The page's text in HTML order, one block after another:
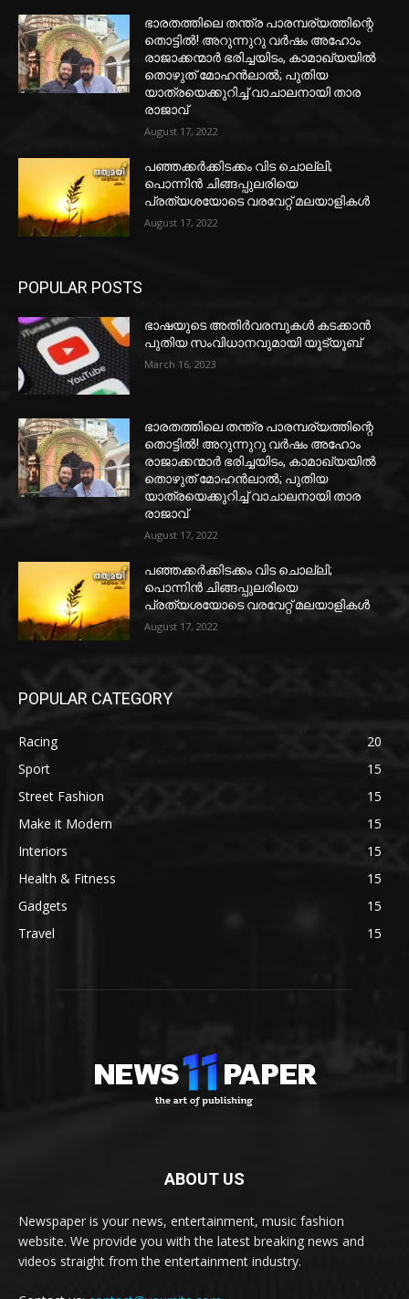
ഭാരതത്തിലെ തന്ത്ര പാരമ്പര്യത്തിന്റെ
തൊട്ടിൽ! അറുന്നുറു വർഷം അഹോം
രാജാക്കന്മാർ ഭരിച്ചയിടം, കാമാഖ്യയിൽ
തൊഴുത് മോഹൻലാൽ; പുതിയ
യാത്രയെക്കുറിച്ച് വാചാലനായി താര
രാജാവ്
August 17, 2022
പഞ്ഞക്കർക്കിടക്കം വിട ചൊല്ലി;
പൊന്നിൻ ചിങ്ങപ്പുലരിയെ
പ്രത്യശയോടെ വരവേറ്റ് മലയാളികൾ
August 17, 2022
POPULAR POSTS
ഭാഷയുടെ അതിർവരമ്പുകൾ കടക്കാൻ
പുതിയ സംവിധാനവുമായി യൂട്യൂബ്
March 16, 2023
ഭാരതത്തിലെ തന്ത്ര പാരമ്പര്യത്തിന്റെ
തൊട്ടിൽ! അറുന്നുറു വർഷം അഹോം
രാജാക്കന്മാർ ഭരിച്ചയിടം, കാമാഖ്യയിൽ
തൊഴുത് മോഹൻലാൽ; പുതിയ
യാത്രയെക്കുറിച്ച് വാചാലനായി താര
രാജാവ്
August 17, 2022
പഞ്ഞക്കർക്കിടക്കം വിട ചൊല്ലി;
പൊന്നിൻ ചിങ്ങപ്പുലരിയെ
പ്രത്യശയോടെ വരവേറ്റ് മലയാളികൾ
August 17, 2022
POPULAR CATEGORY
Racing
20
Sport
15
Street Fashion
15
Make it Modern
15
Interiors
15
Health & Fitness
15
Gadgets
15
Travel
15
ABOUT US
Newspaper is your news, entertainment, music fashion
website. We provide you with the latest breaking news and
videos straight from the entertainment industry.